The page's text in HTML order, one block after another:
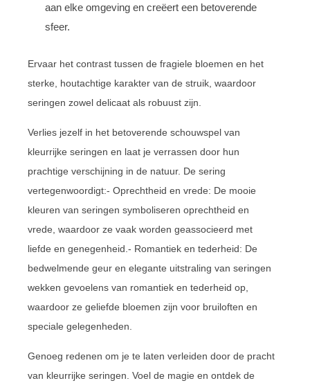
aan elke omgeving en creëert een betoverende
sfeer.
Ervaar het contrast tussen de fragiele bloemen en het
sterke, houtachtige karakter van de struik, waardoor
seringen zowel delicaat als robuust zijn.
Verlies jezelf in het betoverende schouwspel van
kleurrijke seringen en laat je verrassen door hun
prachtige verschijning in de natuur. De sering
vertegenwoordigt:- Oprechtheid en vrede: De mooie
kleuren van seringen symboliseren oprechtheid en
vrede, waardoor ze vaak worden geassocieerd met
liefde en genegenheid.- Romantiek en tederheid: De
bedwelmende geur en elegante uitstraling van seringen
wekken gevoelens van romantiek en tederheid op,
waardoor ze geliefde bloemen zijn voor bruiloften en
speciale gelegenheden.
Genoeg redenen om je te laten verleiden door de pracht
van kleurrijke seringen. Voel de magie en ontdek de